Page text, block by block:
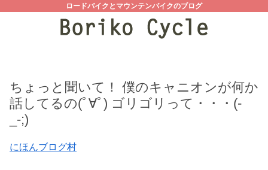
ロードバイクとマウンテンバイクのブログ
ちょっと聞いて！ 僕のキャニオンが何か
話してるの(ﾟ∀ﾟ) ゴリゴリって・・・(-
_-;)
にほんブログ村